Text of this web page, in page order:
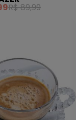
R$ 89,99